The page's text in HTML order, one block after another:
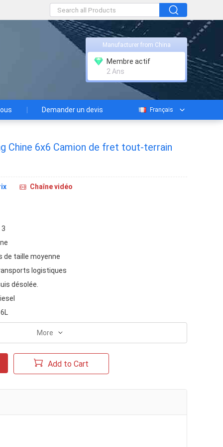
Manufacturer from China
Membre actif
2 Ans
Demander un devis Français
Chine 6x6 Camion de fret tout-terrain
Chaîne vidéo
3
de taille moyenne
logistiques
désolée.
More
Add to Cart